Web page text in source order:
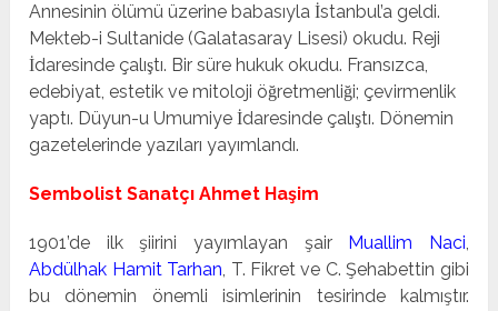
Annesinin ölümü üzerine babasıyla İstanbul’a geldi.
Mekteb-i Sultanide (Galatasaray Lisesi) okudu. Reji
İdaresinde çalıştı. Bir süre hukuk okudu. Fransızca,
edebiyat, estetik ve mitoloji öğretmenliği; çevirmenlik
yaptı. Düyun-u Umumiye İdaresinde çalıştı. Dönemin
gazetelerinde yazıları yayımlandı.
Sembolist Sanatçı Ahmet Haşim
1901’de ilk şiirini yayımlayan şair Muallim Naci,
Abdülhak Hamit Tarhan, T. Fikret ve C. Şehabettin gibi
bu dönemin önemli isimlerinin tesirinde kalmıştır.